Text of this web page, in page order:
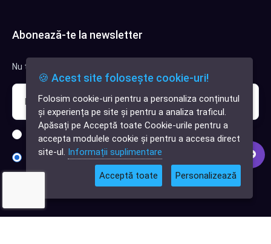
✕
Cauți o aplicație
software?
Abonează-te la newsletter
Nu trimitem spam, deci nu îți face griji.
Sunt interesat de clienți pentru compania mea IT
Sunt interesat de achiziții software
🍪 Acest site folosește cookie-uri!
Folosim cookie-uri pentru a personaliza conținutul
și experiența pe site și pentru a analiza traficul.
Apăsați pe Acceptă toate Cookie-urile pentru a
accepta modulele cookie și pentru a accesa direct
site-ul. Informații suplimentare
Acceptă toate Personalizează